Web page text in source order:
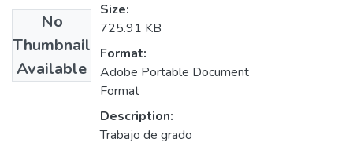
No
Thumbnail
Available
Size:
725.91 KB
Format:
Adobe Portable Document
Format
Description:
Trabajo de grado